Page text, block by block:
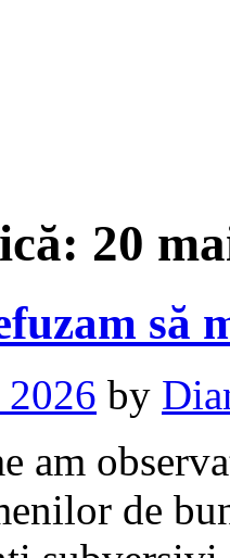
20
2026 by
am
de